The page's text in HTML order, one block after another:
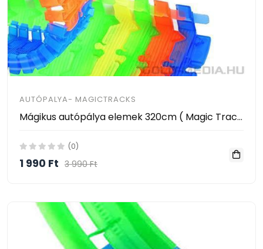
AUTÓPALYA- MAGICTRACKS
Mágikus autópálya elemek 320cm ( Magic Tracks - track piece 320cm)
(0)
1 990 Ft 3 990 Ft